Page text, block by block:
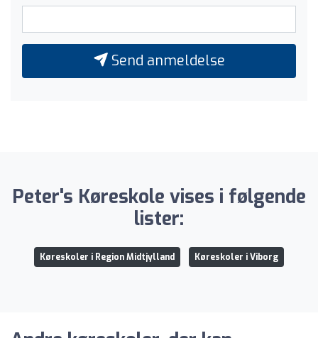
Send anmeldelse
Peter's Køreskole vises i følgende
lister:
Køreskoler i Region Midtjylland Køreskoler i Viborg